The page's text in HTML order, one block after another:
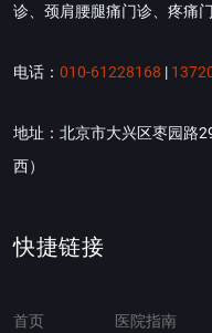
诊、颈肩腰腿痛门诊、疼痛
电话： 010-61228168 |
地址：北京市大兴区枣园路
西）
快捷链接
首页 医院指南